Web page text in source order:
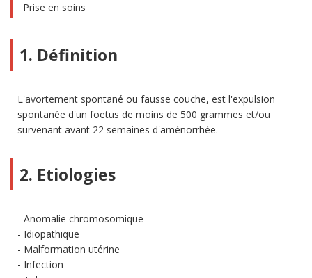
Prise en soins
1. Définition
L'avortement spontané ou fausse couche, est l'expulsion
spontanée d'un foetus de moins de 500 grammes et/ou
survenant avant 22 semaines d'aménorrhée.
2. Etiologies
Anomalie chromosomique
Idiopathique
Malformation utérine
Infection